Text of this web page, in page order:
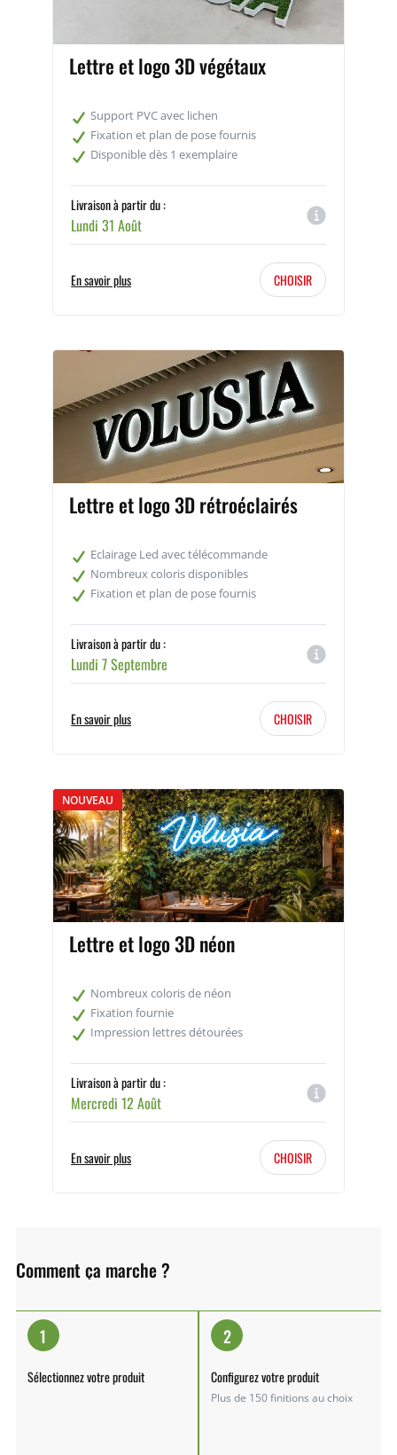
Lettre et logo 3D végétaux
Support PVC avec lichen
Fixation et plan de pose fournis
Disponible dès 1 exemplaire
Livraison à partir du :
Lundi 31 Août
En savoir plus CHOISIR
Lettre et logo 3D rétroéclairés
Eclairage Led avec télécommande
Nombreux coloris disponibles
Fixation et plan de pose fournis
Livraison à partir du :
Lundi 7 Septembre
En savoir plus CHOISIR
NOUVEAU
Lettre et logo 3D néon
Nombreux coloris de néon
Fixation fournie
Impression lettres détourées
Livraison à partir du :
Mercredi 12 Août
En savoir plus CHOISIR
Comment ça marche ?
1
Sélectionnez votre produit
2
Configurez votre produit
Plus de 150 finitions au choix